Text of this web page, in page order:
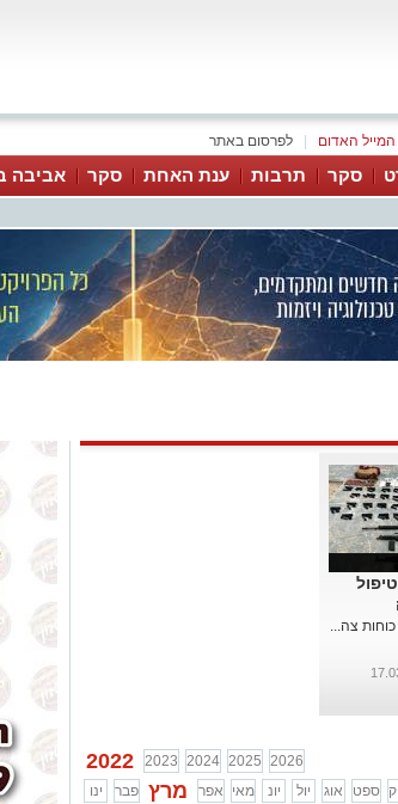
לפרסום באתר המייל האדום
סקר תרבות ענת האחת סקר אביבה
צה...
2022 2023 2024 2025 2026
ינו
פבר מרץ אפר מאי יונ יול אוג ספט